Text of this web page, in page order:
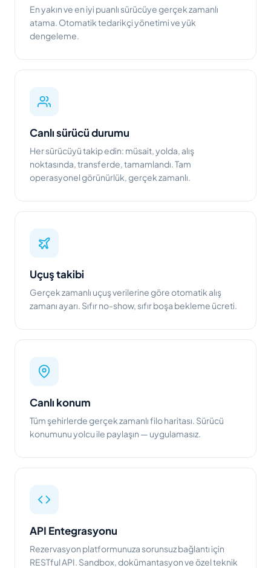
En yakın ve en iyi puanlı sürücüye gerçek zamanlı
atama. Otomatik tedarikçi yönetimi ve yük
dengeleme.
Canlı sürücü durumu
Her sürücüyü takip edin: müsait, yolda, alış
noktasında, transferde, tamamlandı. Tam
operasyonel görünürlük, gerçek zamanlı.
Uçuş takibi
Gerçek zamanlı uçuş verilerine göre otomatik alış
zamanı ayarı. Sıfır no-show, sıfır boşa bekleme ücreti.
Canlı konum
Tüm şehirlerde gerçek zamanlı filo haritası. Sürücü
konumunu yolcu ile paylaşın — uygulamasız.
API Entegrasyonu
Rezervasyon platformunuza sorunsuz bağlantı için
RESTful API. Sandbox, dokümantasyon ve özel teknik